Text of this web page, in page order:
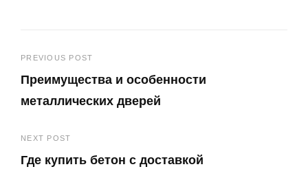
Навигация
по
PREVIOUS POST
Преимущества и особенности
металлических дверей
Post
NEXT POST
Где купить бетон с доставкой